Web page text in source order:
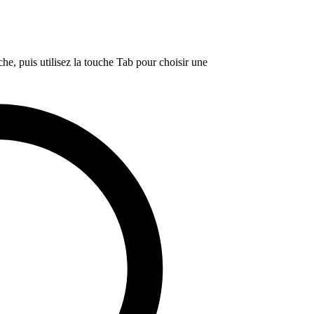
puis utilisez la touche Tab pour choisir une